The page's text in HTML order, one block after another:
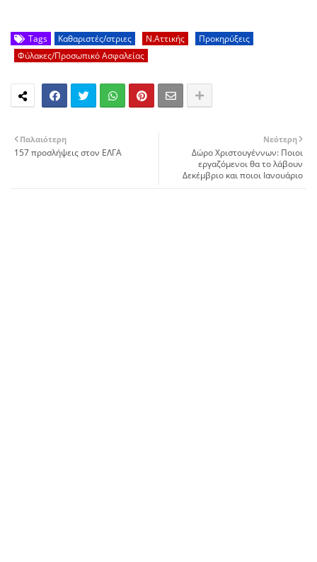
Tags Καθαριστές/στριες Ν.Αττικής
Προκηρύξεις
Φύλακες/Προσωπικό Ασφαλείας
Νεότερη
Δώρο Χριστουγέννων: Ποιοι
εργαζόμενοι θα το λάβουν
Δεκέμβριο και ποιοι Ιανουάριο
Παλαιότερη
157 προσλήψεις στον ΕΛΓΑ